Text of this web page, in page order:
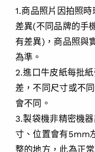
1.商品照片因拍照
差異(不同品牌的手
有差異)，商品照與
為準。
2.進口牛皮紙每批
差，不同尺寸或不
會不同。
3.製袋機非精密機
寸、位置會有5mm
整的地方，此為正